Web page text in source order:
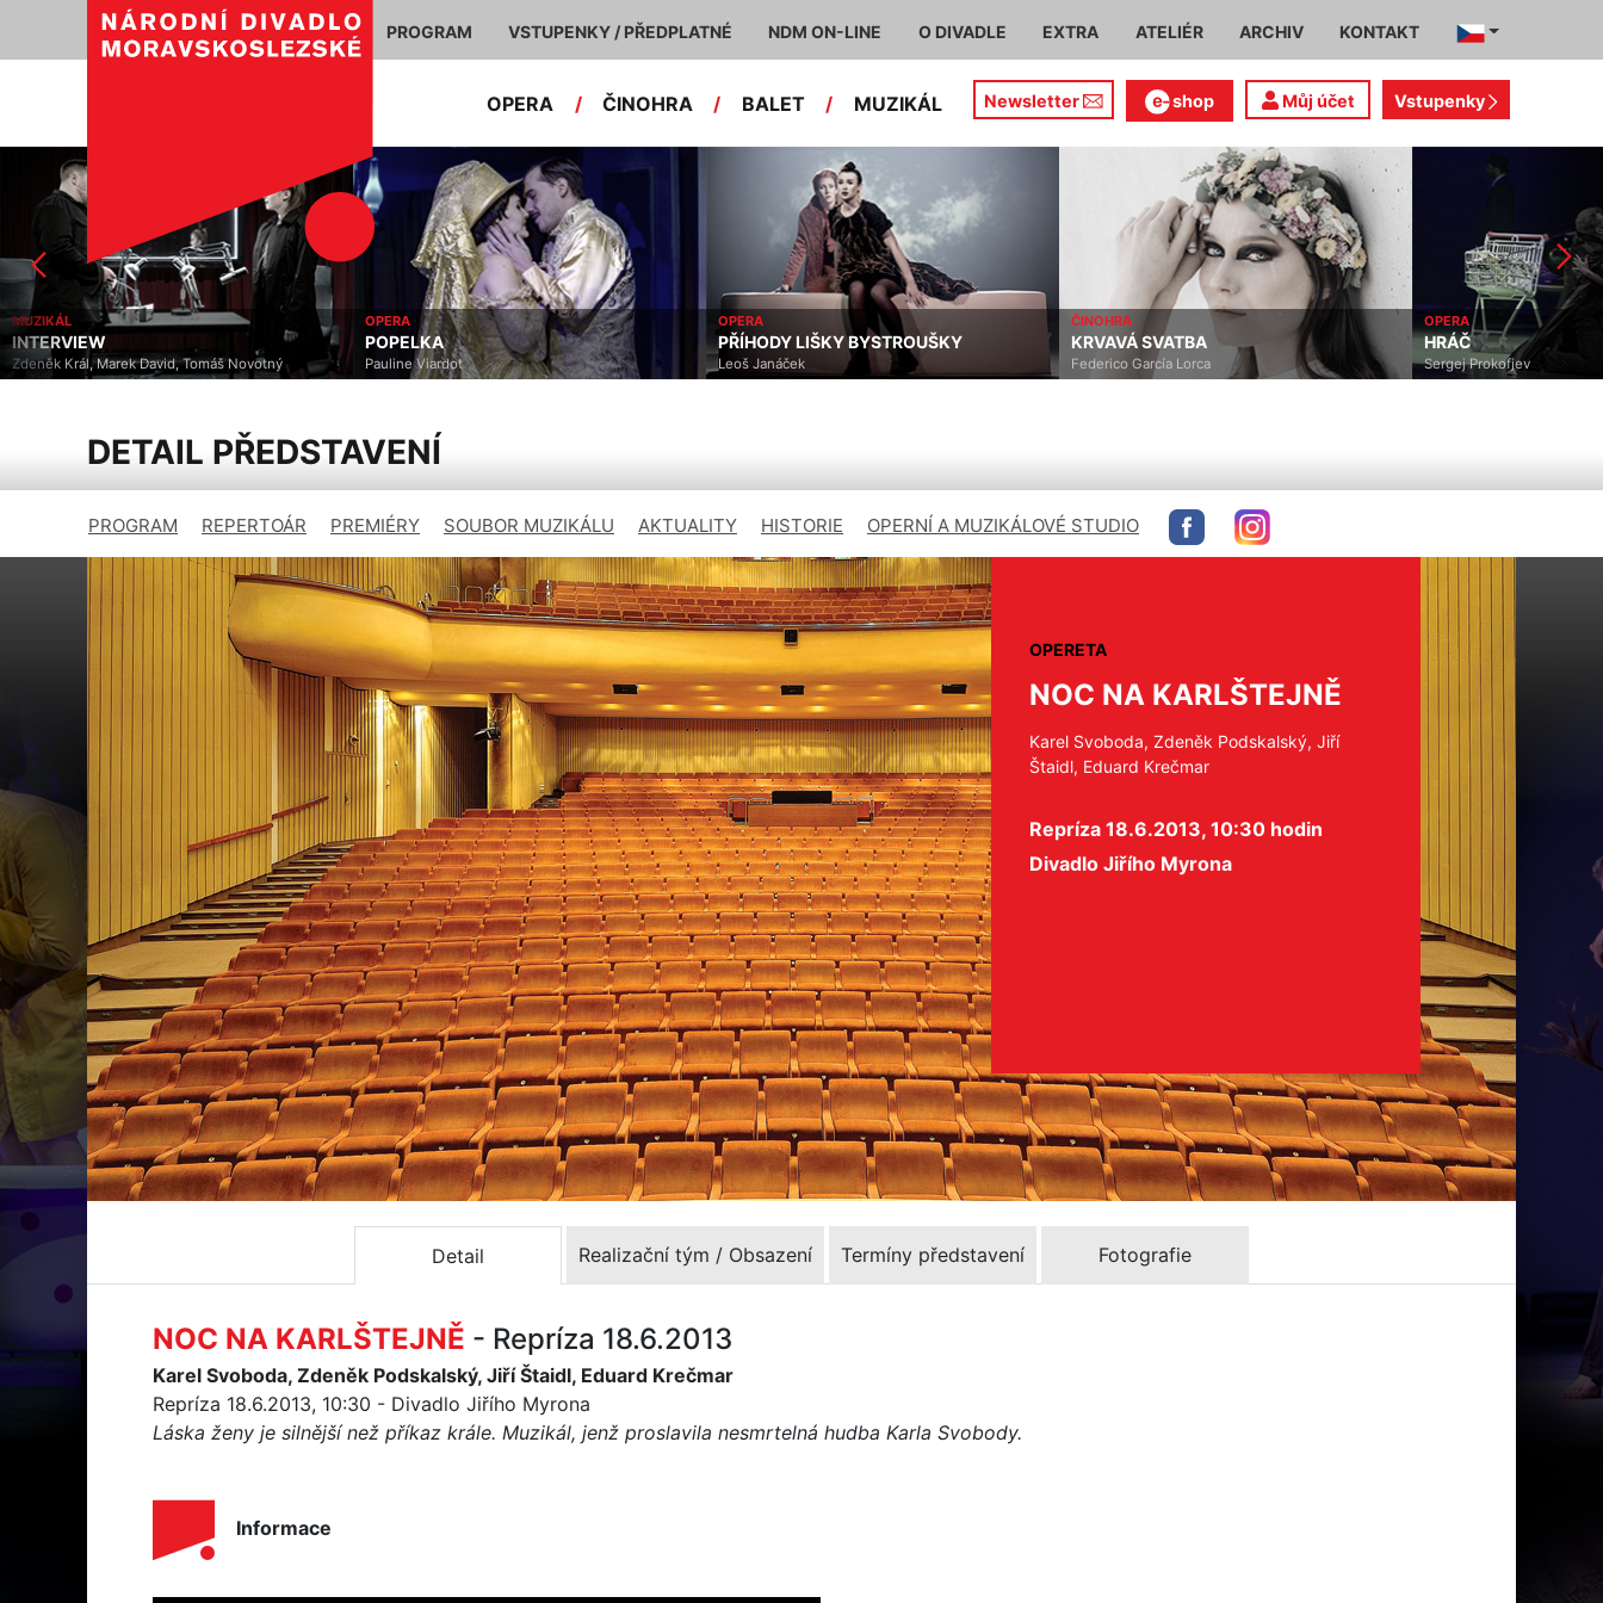
PROGRAM VSTUPENKY / PŘEDPLATNÉ NDM ON-LINE O DIVADLE EXTRA ATELIÉR ARCHIV KONTAKT
OPERA / ČINOHRA / BALET / MUZIKÁL Newsletter shop Můj účet Vstupenky
MUZIKÁL
INTERVIEW
Zdeněk Král, Marek David, Tomáš Novotný
OPERA
POPELKA
Pauline Viardot
OPERA
PŘÍHODY LIŠKY BYSTROUŠKY
Leoš Janáček
ČINOHRA
KRVAVÁ SVATBA
Federico García Lorca
OPERA
HRÁČ
Sergej Prokofjev
DETAIL PŘEDSTAVENÍ
PROGRAM REPERTOÁR PREMIÉRY SOUBOR MUZIKÁLU AKTUALITY HISTORIE OPERNÍ A MUZIKÁLOVÉ STUDIO
OPERETA
NOC NA KARLŠTEJNĚ
Karel Svoboda, Zdeněk Podskalský, Jiří
Štaidl, Eduard Krečmar
Repríza 18.6.2013, 10:30 hodin
Divadlo Jiřího Myrona
Detail Realizační tým / Obsazení Termíny představení Fotografie
NOC NA KARLŠTEJNĚ - Repríza 18.6.2013
Karel Svoboda, Zdeněk Podskalský, Jiří Štaidl, Eduard Krečmar
Repríza 18.6.2013, 10:30 - Divadlo Jiřího Myrona
Láska ženy je silnější než příkaz krále. Muzikál, jenž proslavila nesmrtelná hudba Karla Svobody.
Informace